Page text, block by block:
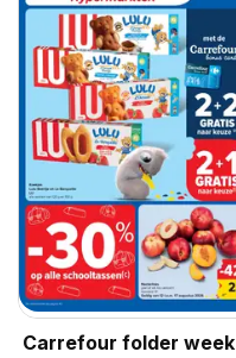
Carrefour folder week